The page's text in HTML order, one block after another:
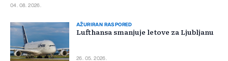
04. 08. 2026.
AŽURIRAN RASPORED
Lufthansa smanjuje letove za Ljubljanu
26. 05. 2026.